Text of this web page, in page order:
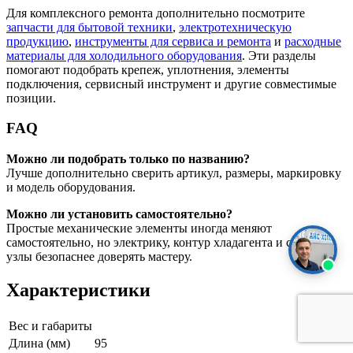
Для комплексного ремонта дополнительно посмотрите
запчасти для бытовой техники, электротехническую
продукцию, инструменты для сервиса и ремонта и расходные
материалы для холодильного оборудования. Эти разделы
помогают подобрать крепеж, уплотнения, элементы
подключения, сервисный инструмент и другие совместимые
позиции.
FAQ
Можно ли подобрать только по названию?
Лучше дополнительно сверить артикул, размеры, маркировку
и модель оборудования.
Можно ли установить самостоятельно?
Простые механические элементы иногда меняют
самостоятельно, но электрику, контур хладагента и сложные
узлы безопаснее доверять мастеру.
Характеристики
Вес и габариты
Длина (мм)
95